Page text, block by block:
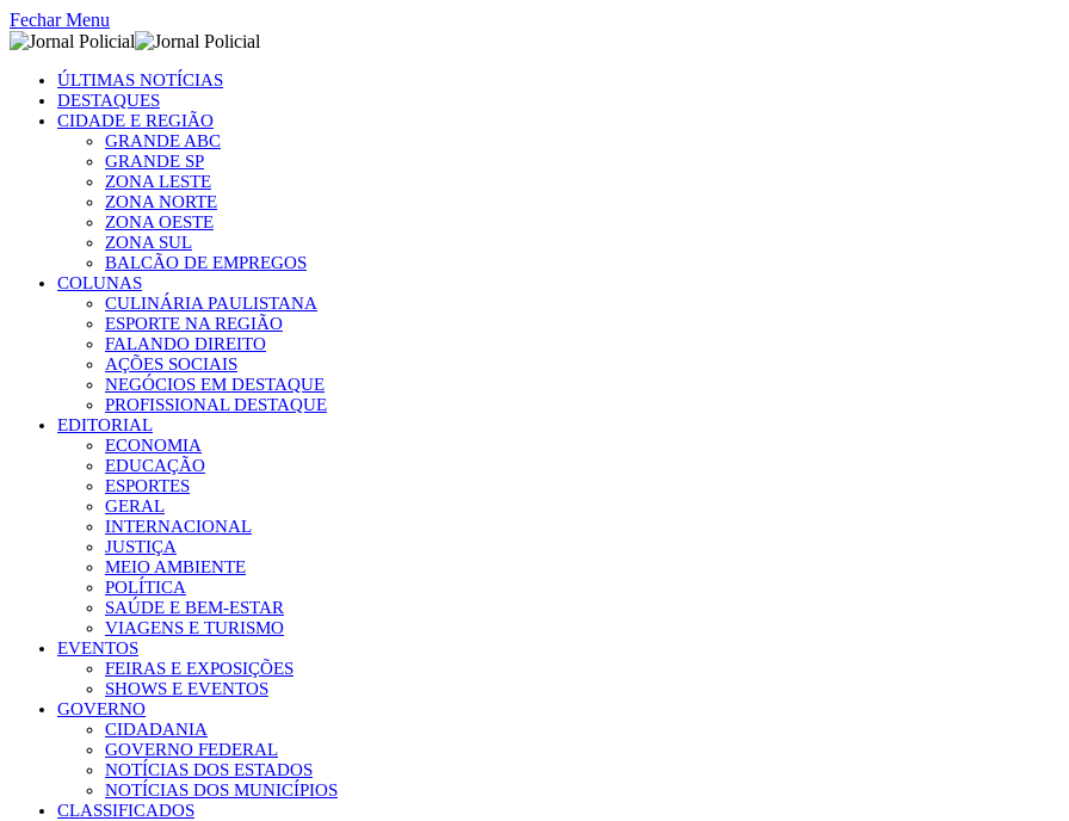
Fechar Menu
ÚLTIMAS NOTÍCIAS
DESTAQUES
CIDADE E REGIÃO
GRANDE ABC
GRANDE SP
ZONA LESTE
ZONA NORTE
ZONA OESTE
ZONA SUL
BALCÃO DE EMPREGOS
COLUNAS
CULINÁRIA PAULISTANA
ESPORTE NA REGIÃO
FALANDO DIREITO
AÇÕES SOCIAIS
NEGÓCIOS EM DESTAQUE
PROFISSIONAL DESTAQUE
EDITORIAL
ECONOMIA
EDUCAÇÃO
ESPORTES
GERAL
INTERNACIONAL
JUSTIÇA
MEIO AMBIENTE
POLÍTICA
SAÚDE E BEM-ESTAR
VIAGENS E TURISMO
EVENTOS
FEIRAS E EXPOSIÇÕES
SHOWS E EVENTOS
GOVERNO
CIDADANIA
GOVERNO FEDERAL
NOTÍCIAS DOS ESTADOS
NOTÍCIAS DOS MUNICÍPIOS
CLASSIFICADOS